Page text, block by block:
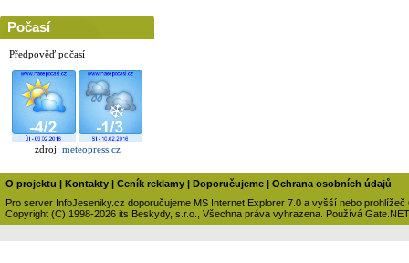
Počasí
Předpověď počasí
zdroj: meteopress.cz
O projektu Kontakty Ceník reklamy Doporučujeme
Ochrana osobních údajů
Pro server InfoJeseniky.cz doporučujeme MS Internet Explorer 7.0 a vyšší nebo prohlížeč
Copyright (C) 1998-2026 its Beskydy, s.r.o., Všechna práva vyhrazena. Používá